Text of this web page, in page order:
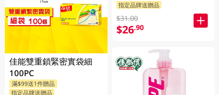
佳能雙重鎖緊密實袋細
100PC
滿$99送1件贈品
指定品牌送贈品
指定品牌送贈品
$31.00
$26.90